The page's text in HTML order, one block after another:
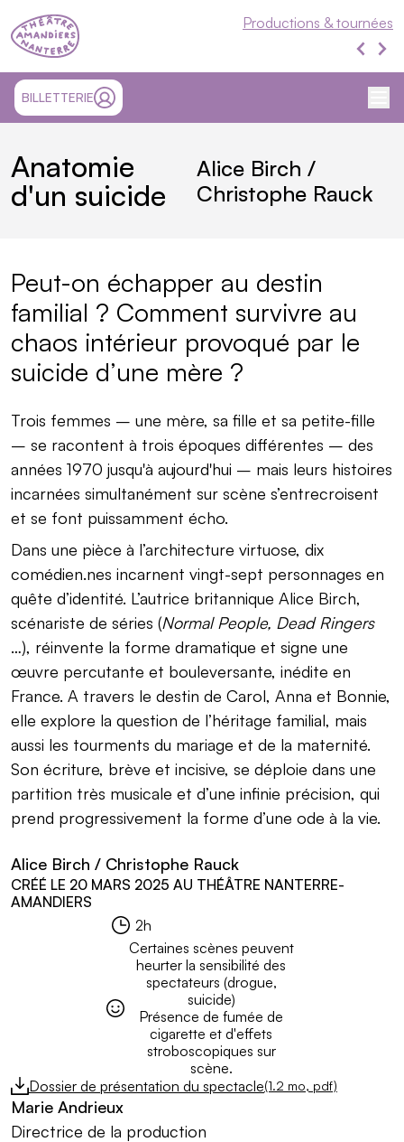
Théâtre Nanterre-Amandiers
Productions & tournées
BILLETTERIESITE EXTÉRIEUR ET OUVRE UN NOUVEL ONGLET
MON COMPTE
Anatomie
d'un suicide
Alice Birch /
Christophe Rauck
Présentation
Peut-on échapper au destin
familial ? Comment survivre au
chaos intérieur provoqué par le
suicide d’une mère ?
Trois femmes – une mère, sa fille et sa petite-fille
– se racontent à trois époques différentes – des
années 1970 jusqu'à aujourd'hui – mais leurs histoires
incarnées simultanément sur scène s’entrecroisent
et se font puissamment écho.
Dans une pièce à l’architecture virtuose, dix
comédien.nes incarnent vingt-sept personnages en
quête d’identité. L’autrice britannique Alice Birch,
scénariste de séries (Normal People, Dead Ringers
…), réinvente la forme dramatique et signe une
œuvre percutante et bouleversante, inédite en
France. A travers le destin de Carol, Anna et Bonnie,
elle explore la question de l’héritage familial, mais
aussi les tourments du mariage et de la maternité.
Son écriture, brève et incisive, se déploie dans une
partition très musicale et d’une infinie précision, qui
prend progressivement la forme d’une ode à la vie.
Alice Birch / Christophe Rauck
Informations pratiques
CRÉÉ LE 20 MARS 2025 AU THÉÂTRE NANTERRE-
AMANDIERS
Durée :
2h
Public :
Certaines scènes peuvent
heurter la sensibilité des
spectateurs (drogue,
suicide)
Présence de fumée de
cigarette et d'effets
stroboscopiques sur
scène.
Documents à télécharger
Dossier de présentation du spectacle(1.2 mo, pdf)
Débutera le téléchargement
Marie Andrieux
Directrice de la production